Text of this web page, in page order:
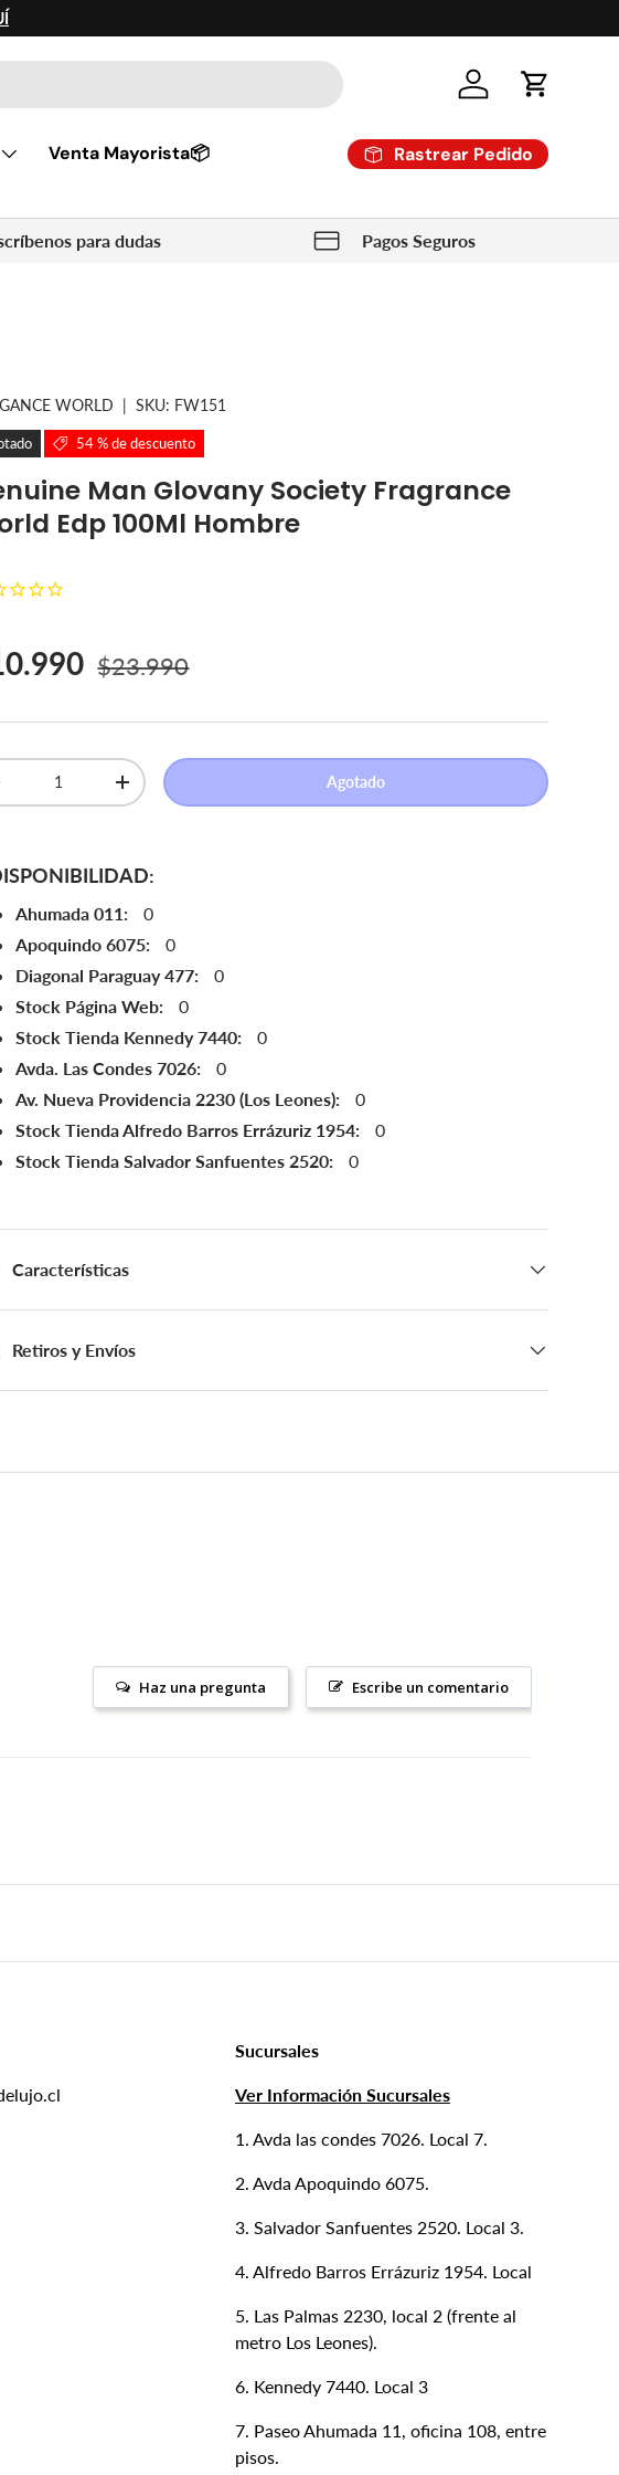
Cuenta Carrito
Venta Mayorista📦
Rastrear Pedido
para dudas Pagos Seguros
WORLD |SKU: FW151
54 % de descuento
Man Glovany Society Fragrance
Edp 100Ml Hombre
de venta
Precio normal
$23.990
cantidadAumentar la cantidad Agotado
Ahumada 011:
0
Apoquindo 6075:
0
Diagonal Paraguay 477:
0
Stock Página Web:
0
Stock Tienda Kennedy 7440:
0
Avda. Las Condes 7026:
0
Av. Nueva Providencia 2230 (Los Leones):
0
Stock Tienda Alfredo Barros Errázuriz 1954:
0
Stock Tienda Salvador Sanfuentes 2520:
0
Características
Retiros y Envíos
Escribe un comentario
Haz una pregunta
Sucursales
Ver Información Sucursales
1. Avda las condes 7026. Local 7.
2. Avda Apoquindo 6075.
3. Salvador Sanfuentes 2520. Local 3.
4. Alfredo Barros Errázuriz 1954. Local
5. Las Palmas 2230, local 2 (frente al
metro Los Leones).
6. Kennedy 7440. Local 3
7. Paseo Ahumada 11, oficina 108, entre
pisos.